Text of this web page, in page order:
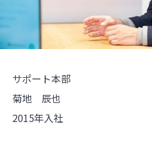
サポート本部
菊地 辰也
2015年入社